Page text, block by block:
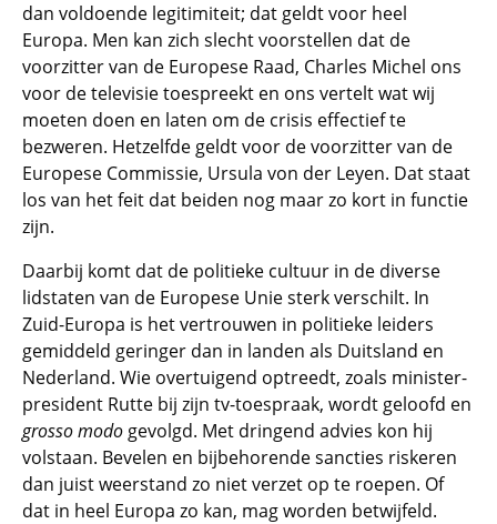
dan voldoende legitimiteit; dat geldt voor heel
Europa. Men kan zich slecht voorstellen dat de
voorzitter van de Europese Raad, Charles Michel ons
voor de televisie toespreekt en ons vertelt wat wij
moeten doen en laten om de crisis effectief te
bezweren. Hetzelfde geldt voor de voorzitter van de
Europese Commissie, Ursula von der Leyen. Dat staat
los van het feit dat beiden nog maar zo kort in functie
zijn.
Daarbij komt dat de politieke cultuur in de diverse
lidstaten van de Europese Unie sterk verschilt. In
Zuid-Europa is het vertrouwen in politieke leiders
gemiddeld geringer dan in landen als Duitsland en
Nederland. Wie overtuigend optreedt, zoals minister-
president Rutte bij zijn tv-toespraak, wordt geloofd en
grosso modo gevolgd. Met dringend advies kon hij
volstaan. Bevelen en bijbehorende sancties riskeren
dan juist weerstand zo niet verzet op te roepen. Of
dat in heel Europa zo kan, mag worden betwijfeld.